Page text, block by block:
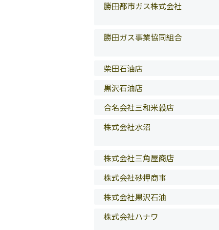
勝田都市ガス株式会社
勝田ガス事業協同組合
柴田石油店
黒沢石油店
合名会社三和米穀店
株式会社水沼
株式会社三角屋商店
株式会社砂押商事
株式会社黒沢石油
株式会社ハナワ